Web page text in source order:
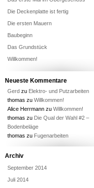
Die Deckenplatte ist fertig
Die ersten Mauern
Baubeginn
Das Grundstück
Willkommen!
Neueste Kommentare
Gerd zu Elektro- und Putzarbeiten
thomas zu Willkommen!
Alice Herrmann zu Willkommen!
thomas zu Die Qual der Wahl #2 –
Bodenbeläge
thomas zu Fugenarbeiten
Archiv
September 2014
Juli 2014